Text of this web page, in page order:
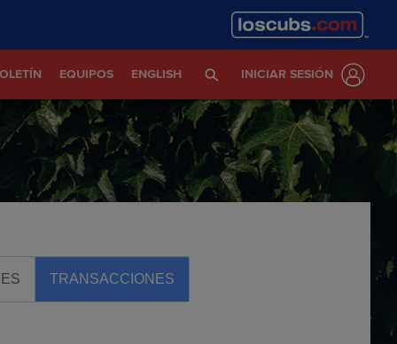
EQUIPOS ENGLISH INICIAR SESIÓN
TRANSACCIONES